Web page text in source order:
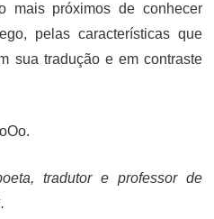
mais próximos de conhecer
pelas características que
sua tradução e em contraste
tradutor e professor de